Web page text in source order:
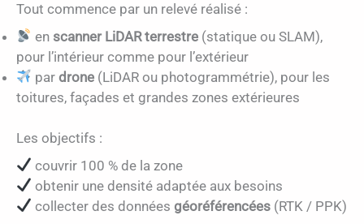
Tout commence par un relevé réalisé :
en scanner LiDAR terrestre (statique ou SLAM),
pour l’intérieur comme pour l’extérieur
pardrone (LiDAR ou photogrammétrie), pour les
toitures, façades et grandes zones extérieures
Les objectifs :
couvrir 100 % de la zone
obtenir une densité adaptée aux besoins
collecter des données géoréférencées (RTK / PPK)